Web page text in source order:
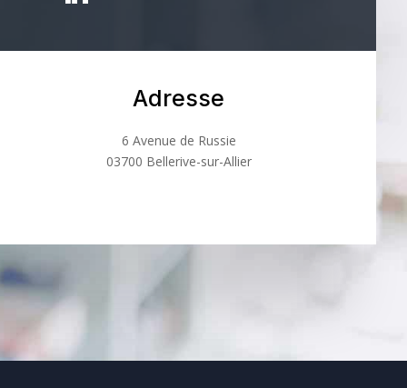
Adresse
6 Avenue de Russie
03700 Bellerive-sur-Allier